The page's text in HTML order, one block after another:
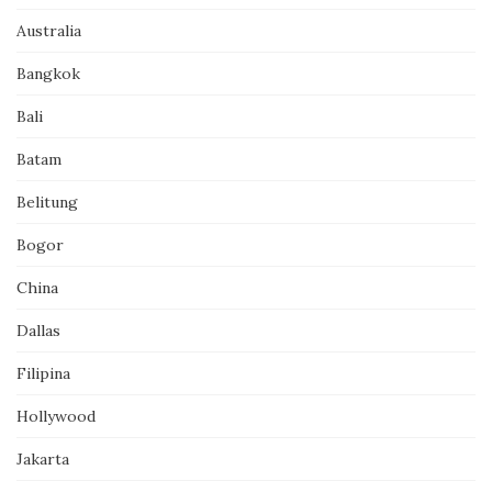
Australia
Bangkok
Bali
Batam
Belitung
Bogor
China
Dallas
Filipina
Hollywood
Jakarta